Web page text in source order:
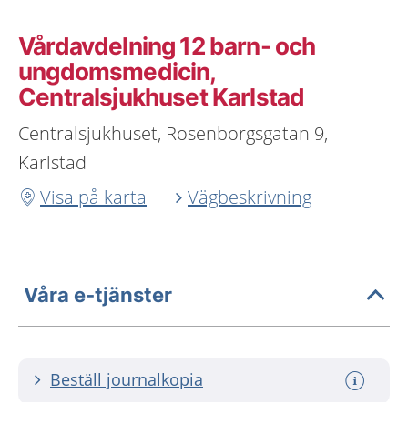
Vårdavdelning 12 barn- och
ungdomsmedicin,
Centralsjukhuset Karlstad
Centralsjukhuset, Rosenborgsgatan 9,
Karlstad
Visa på karta
Vägbeskrivning
Våra e-tjänster
Beställ journalkopia